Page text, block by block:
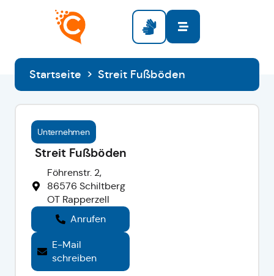
Startseite > Streit Fußböden
Unternehmen
Streit Fußböden
Föhrenstr. 2,
86576 Schiltberg
OT Rapperzell
Anrufen
E-Mail
schreiben